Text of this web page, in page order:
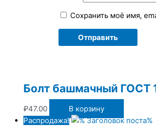
Сохранить моё имя,
Болт башмачный ГОСТ
₽47.00
В корзину
Распродажа!